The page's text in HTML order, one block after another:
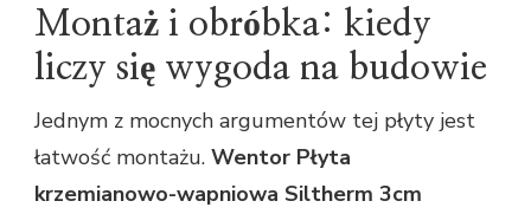
Montaż i obróbka: kiedy
liczy się wygoda na budowie
Jednym z mocnych argumentów tej płyty jest
łatwość montażu. Wentor Płyta
krzemianowo-wapniowa Siltherm 3cm